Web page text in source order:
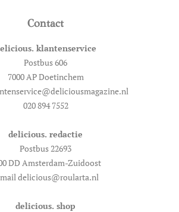
Contact
klantenservice
Postbus 606
7000 AP Doetinchem
020 894 7552
delicious. redactie
Postbus 22693
DD Amsterdam-Zuidoost
delicious@roularta.nl
delicious. shop